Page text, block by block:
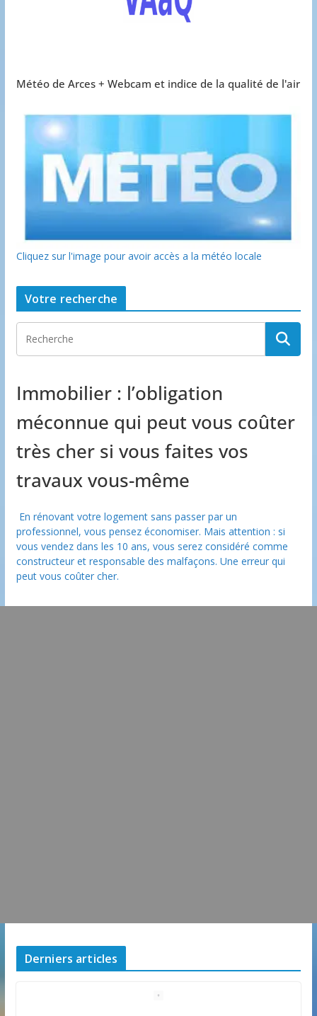
Météo de Arces + Webcam et indice de la qualité de l'air
Cliquez sur l'image pour avoir accès a la météo locale
Votre recherche
Immobilier : l’obligation
méconnue qui peut vous coûter
très cher si vous faites vos
travaux vous-même
En rénovant votre logement sans passer par un
professionnel, vous pensez économiser. Mais attention : si
vous vendez dans les 10 ans, vous serez considéré comme
constructeur et responsable des malfaçons. Une erreur qui
peut vous coûter cher.
Derniers articles